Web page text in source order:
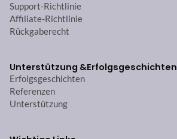
Support-Richtlinie
Affiliate-Richtlinie
Rückgaberecht
Unterstützung &Erfolgsgeschichten
Erfolgsgeschichten
Referenzen
Unterstützung